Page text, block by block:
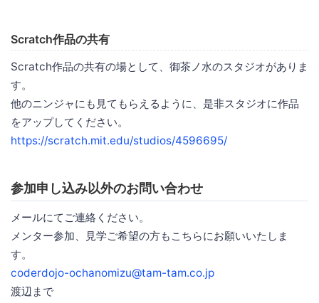
Scratch作品の共有
Scratch作品の共有の場として、御茶ノ水のスタジオがありま
す。
他のニンジャにも見てもらえるように、是非スタジオに作品
をアップしてください。
https://scratch.mit.edu/studios/4596695/
参加申し込み以外のお問い合わせ
メールにてご連絡ください。
メンター参加、見学ご希望の方もこちらにお願いいたしま
す。
coderdojo-ochanomizu@tam-tam.co.jp
渡辺まで